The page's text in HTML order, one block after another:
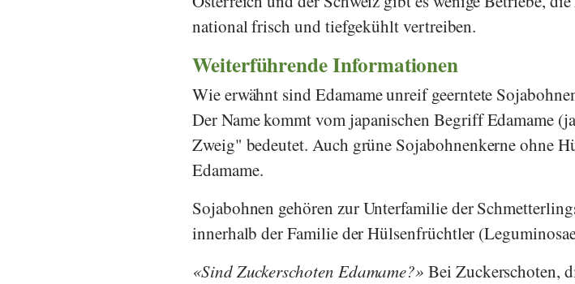
national frisch und tiefgekühlt vertreiben.
Weiterführende Informationen
Wie erwähnt sind Edamame unreif geerntete
Der Name kommt vom japanischen Begriff Edamame
Zweig" bedeutet. Auch grüne Sojabohnenkerne ohne
Edamame.
Sojabohnen gehören zur Unterfamilie der
innerhalb der Familie der Hülsenfrüchtler
Sind Zuckerschoten Edamame? Bei Zuckerschoten,